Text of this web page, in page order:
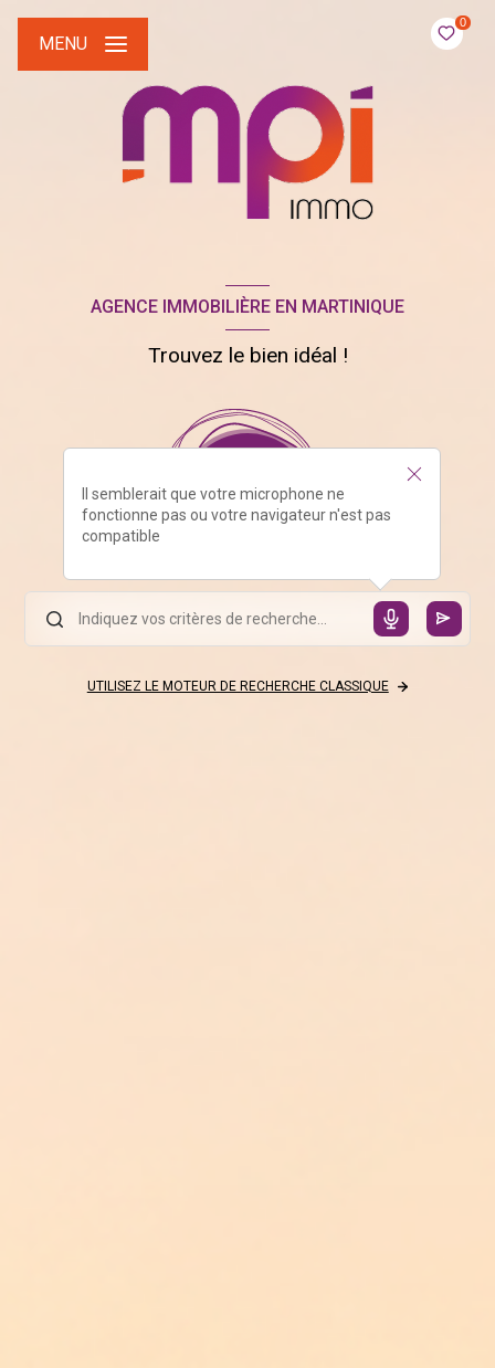
0
MENU
AGENCE IMMOBILIÈRE EN MARTINIQUE
Trouvez le bien idéal !
Il semblerait que votre microphone ne
fonctionne pas ou votre navigateur n'est pas
compatible
UTILISEZ LE MOTEUR DE RECHERCHE CLASSIQUE